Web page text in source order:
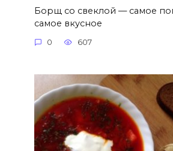
Борщ со свеклой — самое
самое вкусное
0 607